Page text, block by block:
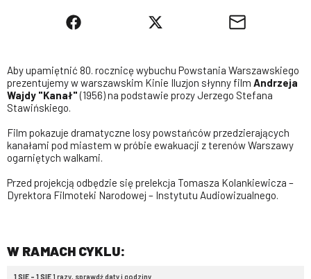
Aby upamiętnić 80. rocznicę wybuchu Powstania Warszawskiego
prezentujemy w warszawskim Kinie Iluzjon słynny film Andrzeja
Wajdy "Kanał"(1956) na podstawie prozy Jerzego Stefana
Stawińskiego.
Film pokazuje dramatyczne losy powstańców przedzierających
kanałami pod miastem w próbie ewakuacji z terenów Warszawy
ogarniętych walkami.
Przed projekcją odbędzie się prelekcja Tomasza Kolankiewicza –
Dyrektora Filmoteki Narodowej – Instytutu Audiowizualnego.
W RAMACH CYKLU:
1 SIE - 1 SIE1 razy, sprawdź daty i godziny